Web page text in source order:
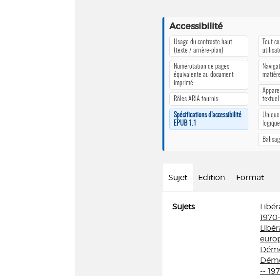
Accessibilité
Usage du contraste haut
(texte / arrière-plan)
Numérotation de pages
équivalente au document
imprimé
Rôles ARIA fournis
Spécifications d’accessibilité
EPUB 1.1
Tout
logique
Sujet Edition Format
Sujets
1970-
--